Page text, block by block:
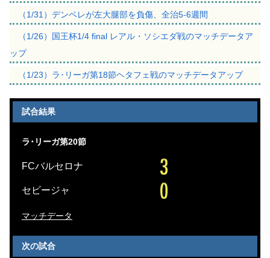
（1/31）デンベレが左大腿部を負傷、全治5-6週間
（1/26）国王杯1/4 final レアル・ソシエダ戦のマッチデータア
ップ
（1/23）ラ･リーガ第18節ヘタフェ戦のマッチデータアップ
試合結果
ラ･リーガ第20節
FCバルセロナ
セビージャ
マッチデータ
次の試合